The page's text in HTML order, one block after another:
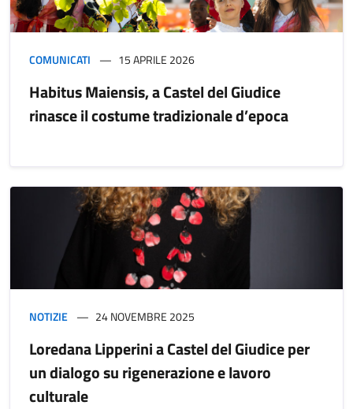
COMUNICATI 15 APRILE 2026
Habitus Maiensis, a Castel del Giudice
rinasce il costume tradizionale d’epoca
NOTIZIE 24 NOVEMBRE 2025
Loredana Lipperini a Castel del Giudice per
un dialogo su rigenerazione e lavoro
culturale